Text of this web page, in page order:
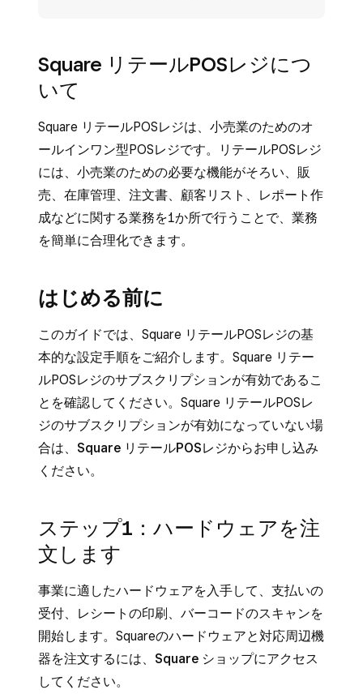
Square リテールPOSレジにつ
いて
Square リテールPOSレジは、小売業のためのオ
ールインワン型POSレジです。リテールPOSレジ
には、小売業のための必要な機能がそろい、販
売、在庫管理、注文書、顧客リスト、レポート作
成などに関する業務を1か所で行うことで、業務
を簡単に合理化できます。
はじめる前に
このガイドでは、Square リテールPOSレジの基
本的な設定手順をご紹介します。Square リテー
ルPOSレジのサブスクリプションが有効であるこ
とを確認してください。Square リテールPOSレ
ジのサブスクリプションが有効になっていない場
合は、 Square リテールPOSレジからお申し込み
ください。
ステップ1：ハードウェアを注
文します
事業に適したハードウェアを入手して、支払いの
受付、レシートの印刷、バーコードのスキャンを
開始します。Squareのハードウェアと対応周辺機
器を注文するには、 Square ショップにアクセス
してください。